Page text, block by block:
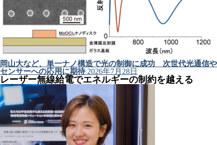
岡山大など、単一ナノ構造で光の制御に成功 次世代光通信や
センサーへの応用に期待 2026年7月28日
レーザー無線給電でエネルギーの制約を越える